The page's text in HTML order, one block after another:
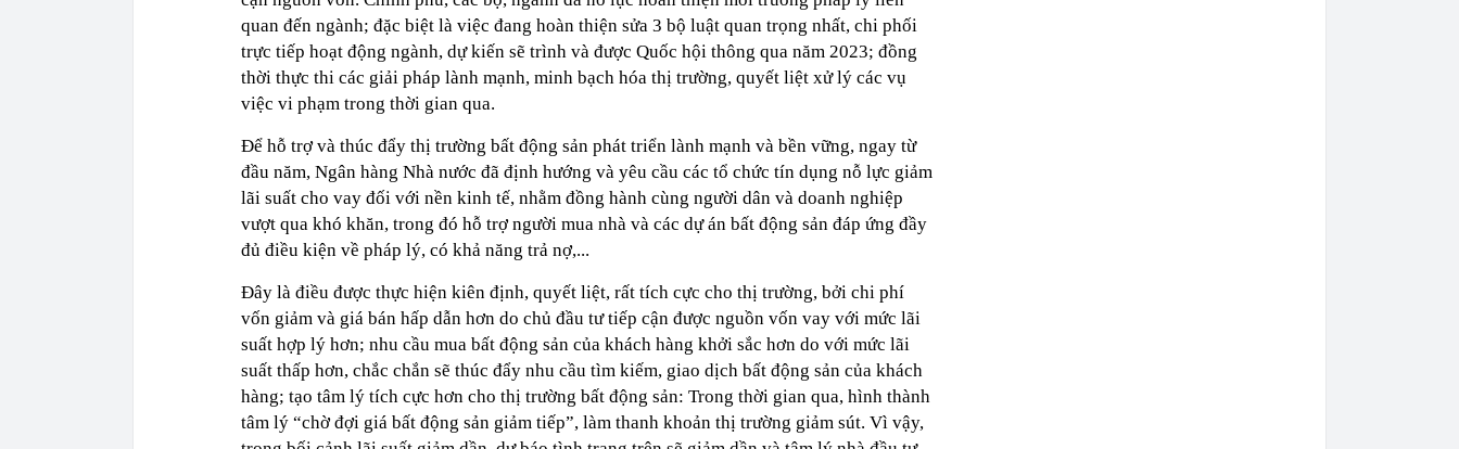
quan đến ngành; đặc biệt là việc đang hoàn thiện sửa 3 bộ luật quan trọng nhất, chi phối
trực tiếp hoạt động ngành, dự kiến sẽ trình và được Quốc hội thông qua năm 2023; đồng
thời thực thi các giải pháp lành mạnh, minh bạch hóa thị trường, quyết liệt xử lý các vụ
việc vi phạm trong thời gian qua.
Để hỗ trợ và thúc đẩy thị trường bất động sản phát triển lành mạnh và bền vững, ngay từ
đầu năm, Ngân hàng Nhà nước đã định hướng và yêu cầu các tổ chức tín dụng nỗ lực giảm
lãi suất cho vay đối với nền kinh tế, nhằm đồng hành cùng người dân và doanh nghiệp
vượt qua khó khăn, trong đó hỗ trợ người mua nhà và các dự án bất động sản đáp ứng đầy
đủ điều kiện về pháp lý, có khả năng trả nợ,...
Đây là điều được thực hiện kiên định, quyết liệt, rất tích cực cho thị trường, bởi chi phí
vốn giảm và giá bán hấp dẫn hơn do chủ đầu tư tiếp cận được nguồn vốn vay với mức lãi
suất hợp lý hơn; nhu cầu mua bất động sản của khách hàng khởi sắc hơn do với mức lãi
suất thấp hơn, chắc chắn sẽ thúc đẩy nhu cầu tìm kiếm, giao dịch bất động sản của khách
hàng; tạo tâm lý tích cực hơn cho thị trường bất động sản: Trong thời gian qua, hình thành
tâm lý “chờ đợi giá bất động sản giảm tiếp”, làm thanh khoản thị trường giảm sút. Vì vậy,